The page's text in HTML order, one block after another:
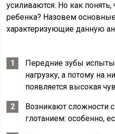
усиливаются. Но как понять,
ребенка? Назовем
характеризующие данную
Передние зубы
нагрузку, а потому на
появляется высокая
Возникают сложности
глотанием: особенно,